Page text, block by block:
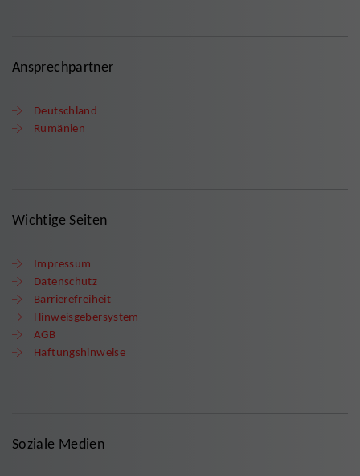
Ansprechpartner
Deutschland
Rumänien
Wichtige Seiten
Impressum
Datenschutz
Barrierefreiheit
Hinweisgebersystem
AGB
Haftungshinweise
Soziale Medien